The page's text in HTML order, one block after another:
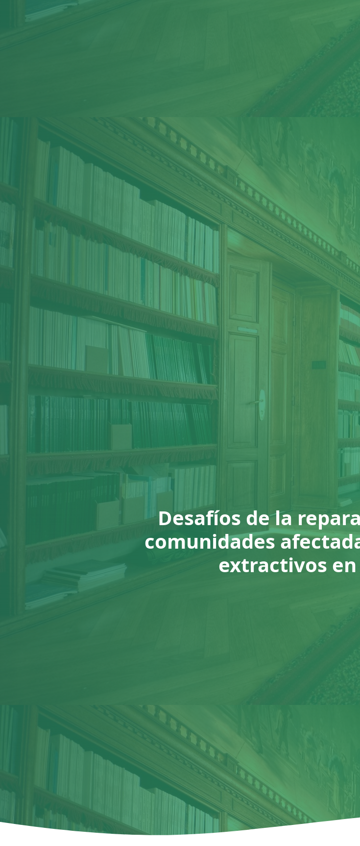
⁠Desafíos de la
comunidades
extractivos